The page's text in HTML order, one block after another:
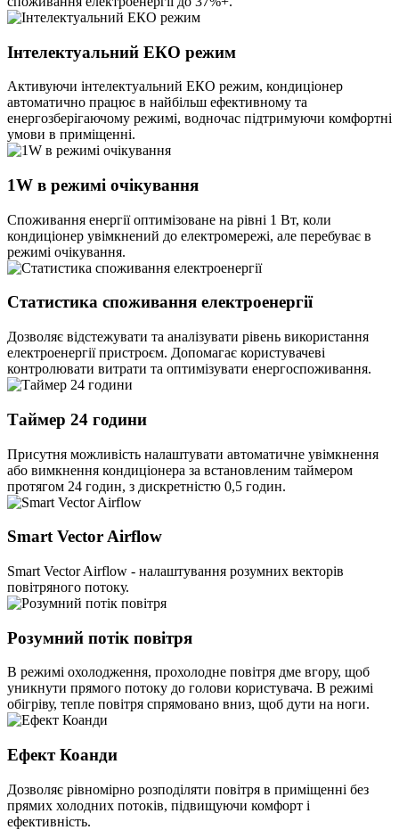
Інтелектуальний ЕКО режим
Активуючи інтелектуальний ЕКО режим, кондиціонер
автоматично працює в найбільш ефективному та
енергозберігаючому режимі, водночас підтримуючи комфортні
умови в приміщенні.
1W в режимі очікування
Споживання енергії оптимізоване на рівні 1 Вт, коли
кондиціонер увімкнений до електромережі, але перебуває в
режимі очікування.
Статистика споживання електроенергії
Дозволяє відстежувати та аналізувати рівень використання
електроенергії пристроєм. Допомагає користувачеві
контролювати витрати та оптимізувати енергоспоживання.
Таймер 24 години
Присутня можливість налаштувати автоматичне увімкнення
або вимкнення кондиціонера за встановленим таймером
протягом 24 годин, з дискретністю 0,5 годин.
Smart Vector Airflow
Smart Vector Airflow - налаштування розумних векторів
повітряного потоку.
Розумний потік повітря
В режимі охолодження, прохолодне повітря дме вгору, щоб
уникнути прямого потоку до голови користувача. В режимі
обігріву, тепле повітря спрямовано вниз, щоб дути на ноги.
Ефект Коанди
Дозволяє рівномірно розподіляти повітря в приміщенні без
прямих холодних потоків, підвищуючи комфорт і
ефективність.